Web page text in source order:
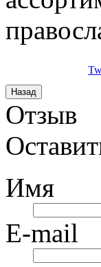
Отзыв
Имя
E-mail